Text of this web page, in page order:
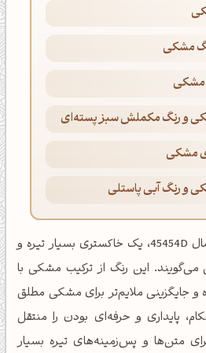
مشکی
مشکی
و رنگ مکملش سبز پسته‌ای
مشکی
و رنگ آبی پاستلی
با کد هگزادسیمال 45454D، یک خاکستری بسیار تیره و
این رنگ از ترکیب مشکی با
جایگزینی ملایم‌تر برای مشکی مطلق
پایداری و حرفه‌ای بودن را منتقل
متن‌ها و پس‌زمینه‌های تیره بسیار